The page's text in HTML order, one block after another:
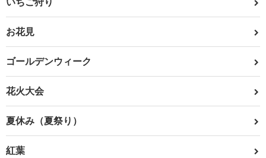
お花見
ゴールデンウィーク
花火大会
夏休み（夏祭り）
紅葉